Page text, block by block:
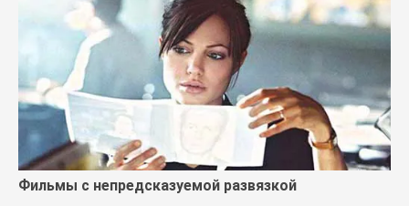
Фильмы с непредсказуемой развязкой